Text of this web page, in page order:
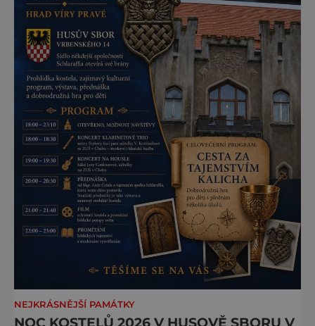
NEJKRÁSNĚJŠÍ PAMÁTKY
NOC KOSTELŮ 2026 V HUSOVĚ SBORU V